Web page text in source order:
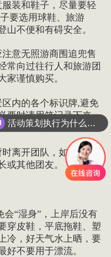
装和鞋子，尽量要轻
要选用球鞋、旅游
山不便和有碍安全。
意无照游商围追兜售
常向过往行人和旅游团
家谨慎购买。
内的各个标识牌,避免
要时请用笔记录下来，
离开团队，如去洗手
或其他团友。
“湿身”，上岸后没有
穿皮鞋，平底拖鞋、塑
冷，好天气水上晒，要
好不要用于漂流。
活动策划执行为什么要选善达？